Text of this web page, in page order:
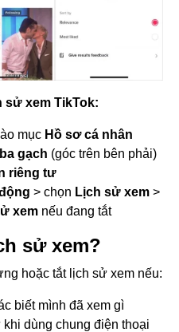
sử xem TikTok:
mục Hồ sơ cá nhân
gạch (góc trên bên phải)
riêng tư
> chọn Lịch sử xem >
xem nếu đang tắt
sử xem?
hoặc tắt lịch sử xem nếu:
biết mình đã xem gì
dùng chung điện thoại